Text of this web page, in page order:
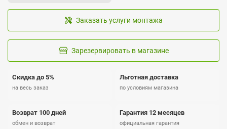
Заказать услуги монтажа
Зарезервировать в магазине
Скидка до 5%
на весь заказ
Льготная доставка
по условиям магазина
Возврат 100 дней
обмен и возврат
Гарантия 12 месяцев
официальная гарантия